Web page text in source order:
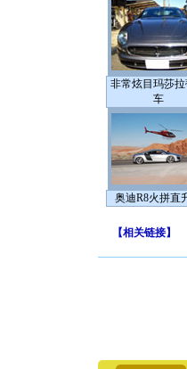
非常炫目玛莎
车
奥迪R8火拼直
【相关链接】